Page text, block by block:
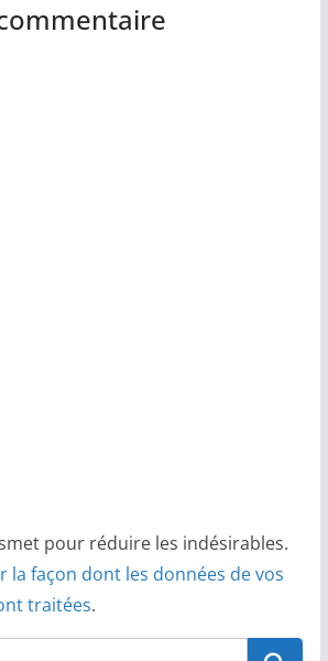
pour réduire les indésirables.
la façon dont les données de vos
traitées.